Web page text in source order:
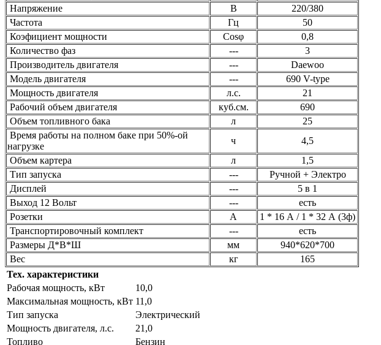
Напряжение
В
220/380
Частота
Гц
50
Коэфициент мощности
Cosφ
0,8
Количество фаз
---
3
Производитель двигателя
---
Daewoo
Модель двигателя
---
690 V-type
Мощность двигателя
л.с.
21
Рабочий объем двигателя
куб.см.
690
Объем топливного бака
л
25
Время работы на полном баке при 50%-ой
нагрузке
ч
4,5
Объем картера
л
1,5
Тип запуска
---
Ручной + Электро
Дисплей
---
5 в 1
Выход 12 Вольт
---
есть
Розетки
А
1 * 16 А / 1 * 32 А (3ф)
Транспортировочный комплект
---
есть
Размеры Д*В*Ш
мм
940*620*700
Вес
кг
165
Тех. характеристики
Рабочая мощность, кВт
10,0
Максимальная мощность, кВт 11,0
Тип запуска
Электрический
Мощность двигателя, л.с.
21,0
Топливо
Бензин